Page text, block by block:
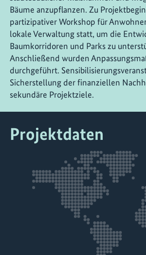
Bäume anzupflanzen. Zu
partizipativer Workshop für
lokale Verwaltung statt, um die
Baumkorridoren und Parks zu
Anschließend wurden
durchgeführt.
Sicherstellung der finanziellen
sekundäre Projektziele.
Projektdaten